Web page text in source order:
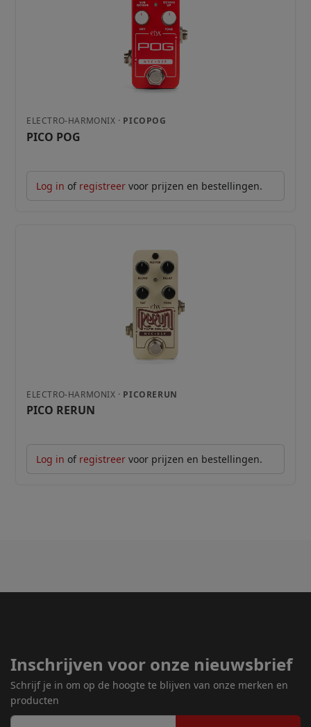
ELECTRO-HARMONIX · PICOPOG
PICO POG
Log in of registreervoor prijzen en bestellingen.
ELECTRO-HARMONIX · PICORERUN
PICO RERUN
Log in of registreervoor prijzen en bestellingen.
Inschrijven voor onze nieuwsbrief
Schrijf je in om op de hoogte te blijven van onze merken en
producten